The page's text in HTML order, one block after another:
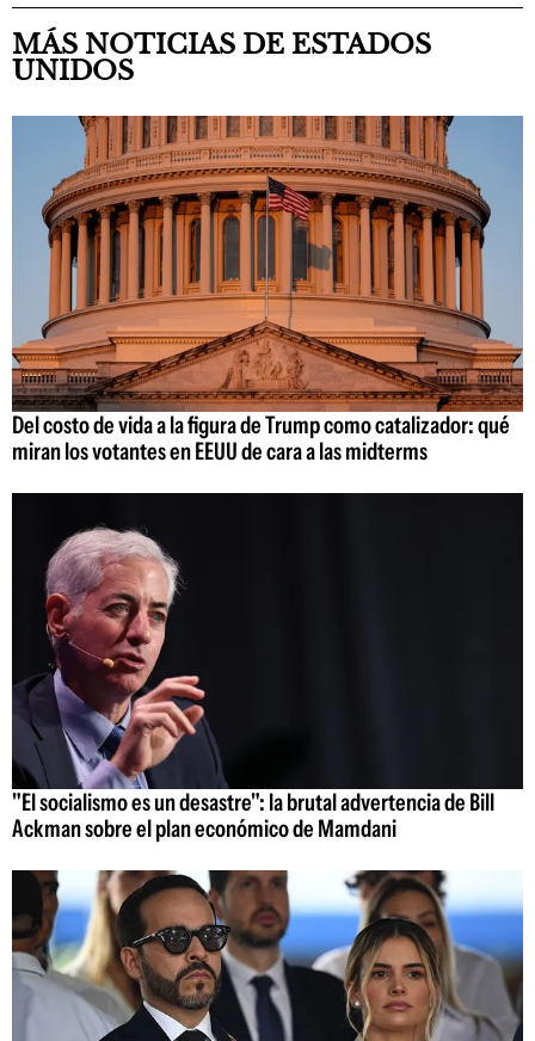
MÁS NOTICIAS DE ESTADOS
UNIDOS
Del costo de vida a la figura de Trump como catalizador: qué
miran los votantes en EEUU de cara a las midterms
"El socialismo es un desastre": la brutal advertencia de Bill
Ackman sobre el plan económico de Mamdani